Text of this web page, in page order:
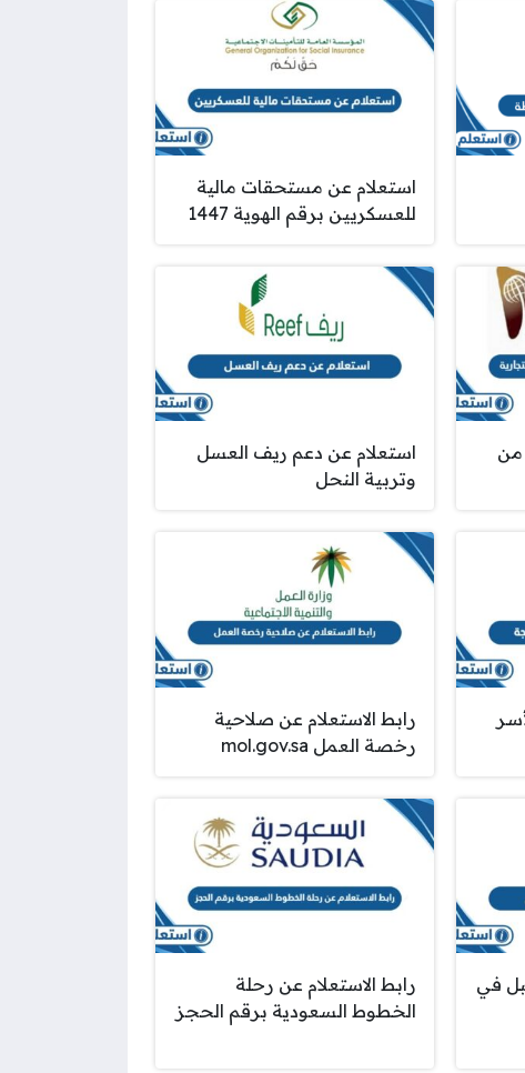
استعلام عن مستحقات مالية
للعسكريين برقم الهوية 1447
من
استعلام عن دعم ريف العسل
وتربية النحل
رابط الاستعلام عن صلاحية
رخصة العمل mol.gov.sa
في
رابط الاستعلام عن رحلة
الخطوط السعودية برقم الحجز